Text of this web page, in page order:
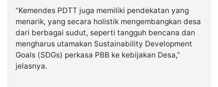
“Kemendes PDTT juga memiliki pendekatan yang
menarik, yang secara holistik mengembangkan desa
dari berbagai sudut, seperti tangguh bencana dan
mengharus utamakan Sustainability Development
Goals (SDGs) perkasa PBB ke kebijakan Desa,”
jelasnya.